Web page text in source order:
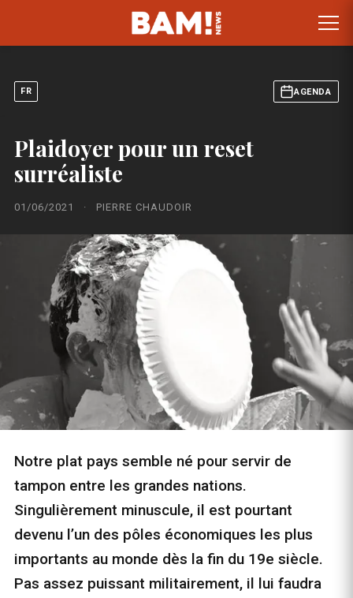
FR AGENDA
Plaidoyer pour un reset
surréaliste
01/06/2021 · PIERRE CHAUDOIR
Notre plat pays semble né pour servir de
tampon entre les grandes nations.
Singulièrement minuscule, il est pourtant
devenu l’un des pôles économiques les plus
importants au monde dès la fin du 19e siècle.
Pas assez puissant militairement, il lui faudra